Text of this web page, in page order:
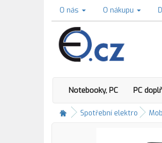
O nás O nákupu
Notebooky, PC PC
Spotřební elektro